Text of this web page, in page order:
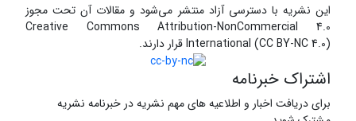
این نشریه با دسترسی آزاد منتشر می‌شود و مقالات آن تحت مجوز
Creative Commons Attribution-NonCommercial 4.0
International (CC BY-NC 4.0) قرار دارند.
اشتراک خبرنامه
برای دریافت اخبار و اطلاعیه های مهم نشریه در خبرنامه نشریه